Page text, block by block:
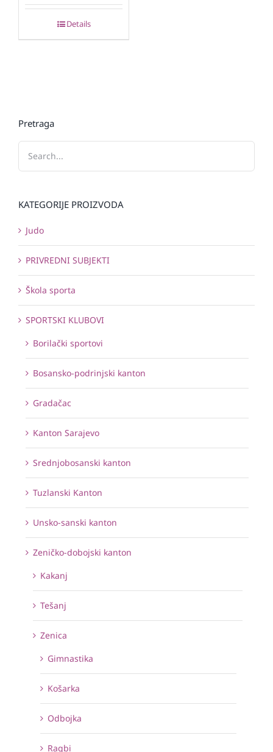
Details
Pretraga
KATEGORIJE PROIZVODA
Judo
PRIVREDNI SUBJEKTI
Škola sporta
SPORTSKI KLUBOVI
Borilački sportovi
Bosansko-podrinjski kanton
Gradačac
Kanton Sarajevo
Srednjobosanski kanton
Tuzlanski Kanton
Unsko-sanski kanton
Zeničko-dobojski kanton
Kakanj
Tešanj
Zenica
Gimnastika
Košarka
Odbojka
Ragbi